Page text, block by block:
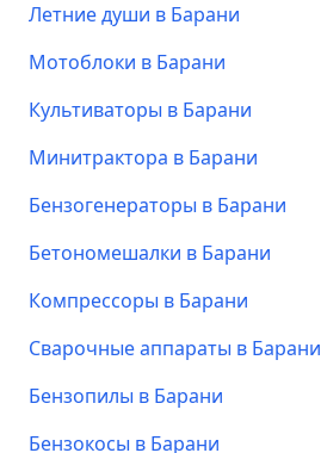
Летние души в Барани
Мотоблоки в Барани
Культиваторы в Барани
Минитрактора в Барани
Бензогенераторы в Барани
Бетономешалки в Барани
Компрессоры в Барани
Сварочные аппараты в Барани
Бензопилы в Барани
Бензокосы в Барани